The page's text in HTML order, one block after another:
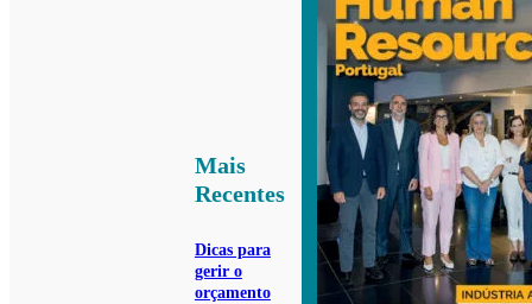
Mais
Recentes
Dicas para
gerir o
orçamento